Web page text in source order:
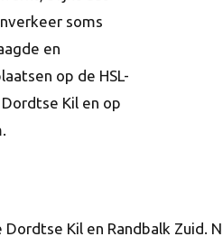
soms
en
op de HSL-
Kil en op
Kil en Randbalk Zuid.